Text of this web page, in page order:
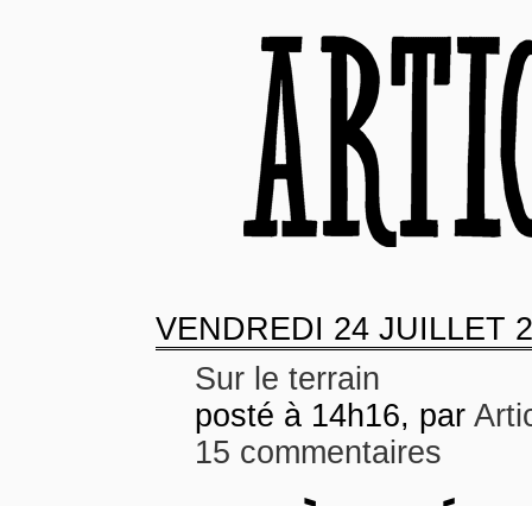
VENDREDI 24 JUILLET
Sur le terrain
posté à 14h16, par
15 commentaires